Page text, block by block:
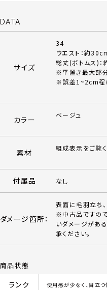
DATA
サイズ
34
ウエスト：約
総丈(ボトムス)：
※平置き最大部
※誤差1~2cm程
カラー ベージュ
素材 組成表示をご覧
付属品 なし
ダメージ箇所：
表面に毛羽立ち、
※中古品ですの
いダメージがあ
承ください。
商品状態
ランク 使用感が少なく、目立